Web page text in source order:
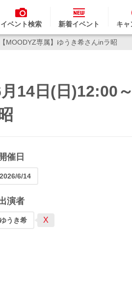
イベント検索 新着イベント キャ
MOODYZ専属】ゆうき希さんinラ昭
14日(日)12:00
開催日
2026/6/14
演者
ゆうき希 X